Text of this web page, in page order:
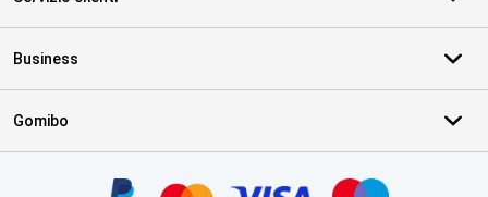
Business
Gomibo